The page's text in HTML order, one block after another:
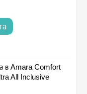
в Amara Comfort
All Inclusive